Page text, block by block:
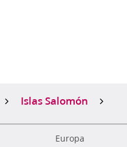
Islas Salomón
Europa